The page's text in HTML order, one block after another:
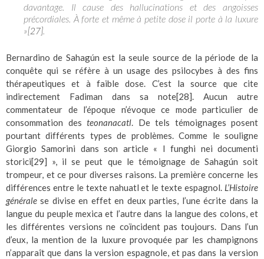
davantage. Il cause des hallucinations et des angoisses
précordiales. À forte et même à petite dose il porte à la luxure
»[27]
Bernardino de Sahagún est la seule source de la période de la
conquête qui se réfère à un usage des psilocybes à des fins
thérapeutiques et à faible dose. C’est la source que cite
indirectement Fadiman dans sa note[28]. Aucun autre
commentateur de l’époque n’évoque ce mode particulier de
consommation des teonanacatl. De tels témoignages posent
pourtant différents types de problèmes. Comme le souligne
Giorgio Samorini dans son article « I funghi nei documenti
storici[29] », il se peut que le témoignage de Sahagún soit
trompeur, et ce pour diverses raisons. La première concerne les
différences entre le texte nahuatl et le texte espagnol. L’Histoire
générale se divise en effet en deux parties, l’une écrite dans la
langue du peuple mexica et l’autre dans la langue des colons, et
les différentes versions ne coïncident pas toujours. Dans l’un
d’eux, la mention de la luxure provoquée par les champignons
n’apparaît que dans la version espagnole, et pas dans la version